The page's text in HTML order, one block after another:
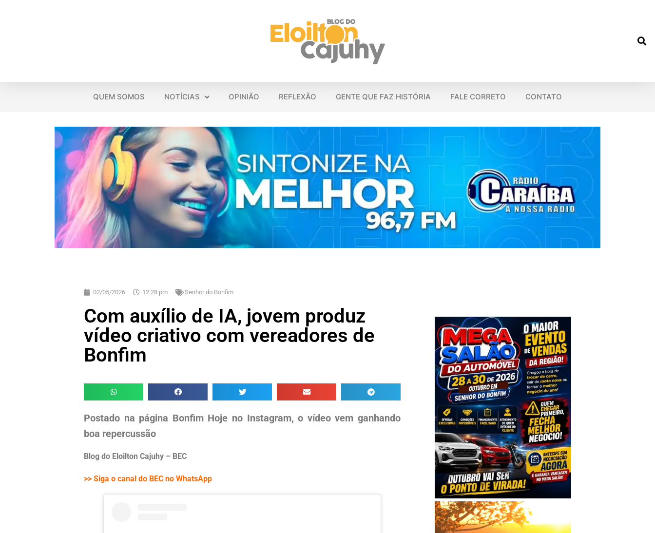
QUEM SOMOS NOTÍCIAS OPINIÃO REFLEXÃO GENTE QUE FAZ HISTÓRIA FALE CORRETO CONTATO
02/05/2026 12:28 pm Senhor do Bonfim
Com auxílio de IA, jovem produz
vídeo criativo com vereadores de
Bonfim
Postado na página Bonfim Hoje no Instagram, o vídeo vem ganhando
boa repercussão
Blog do Eloilton Cajuhy – BEC
>> Siga o canal do BEC no WhatsApp